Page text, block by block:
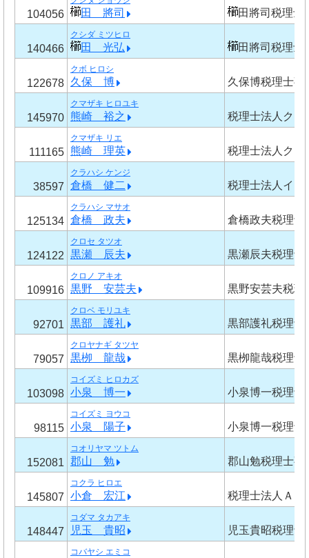
104056 田 將司 田將司税理士
140466
クシダ ミツヒロ
田 光弘 田將司税理士
122678
クボ ヒロシ
久保 博 久保博税理士事
145970
クマザキ ヒロユキ
熊崎 裕之 税理士法人クマ
111165
クマザキ リエ
熊崎 理英 税理士法人クマ
38597
クラハシ ケンジ
倉橋 健二 税理士法人イグ
125134
クラハシ マサオ
倉橋 政夫 倉橋政夫税理士
124122
クロセ タツオ
黒瀬 辰夫 黒瀬辰夫税理士
109916
クロノ アキオ
黒野 安芸夫 黒野安芸夫税理
92701
クロベ モリユキ
黒部 護礼 黒部護礼税理士
79057
クロヤナギ タツヤ
黒栁 龍哉 黒栁龍哉税理士
103098
コイズミ ヒロカズ
小泉 博一 小泉博一税理士
98115
コイズミ ヨウコ
小泉 陽子 小泉博一税理士
152081
コオリヤマ ツトム
郡山 勉 郡山勉税理士事
145807
コクラ ヒロエ
小倉 宏江 税理士法人Ａｇ
148447
コダマ タカアキ
児玉 貴昭 児玉貴昭税理士
コバヤシ エミコ